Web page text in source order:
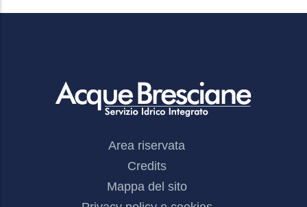
Area riservata
Credits
Mappa del sito